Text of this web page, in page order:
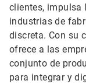
clientes,
industrias de
discreta. Con su
ofrece a las
conjunto de
para integrar y